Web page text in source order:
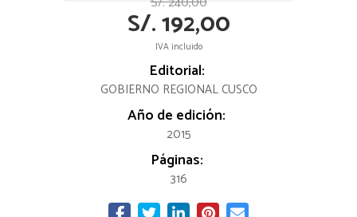
S/. 192,00
IVA incluido
Editorial:
GOBIERNO REGIONAL CUSCO
Año de edición:
2015
Páginas:
316